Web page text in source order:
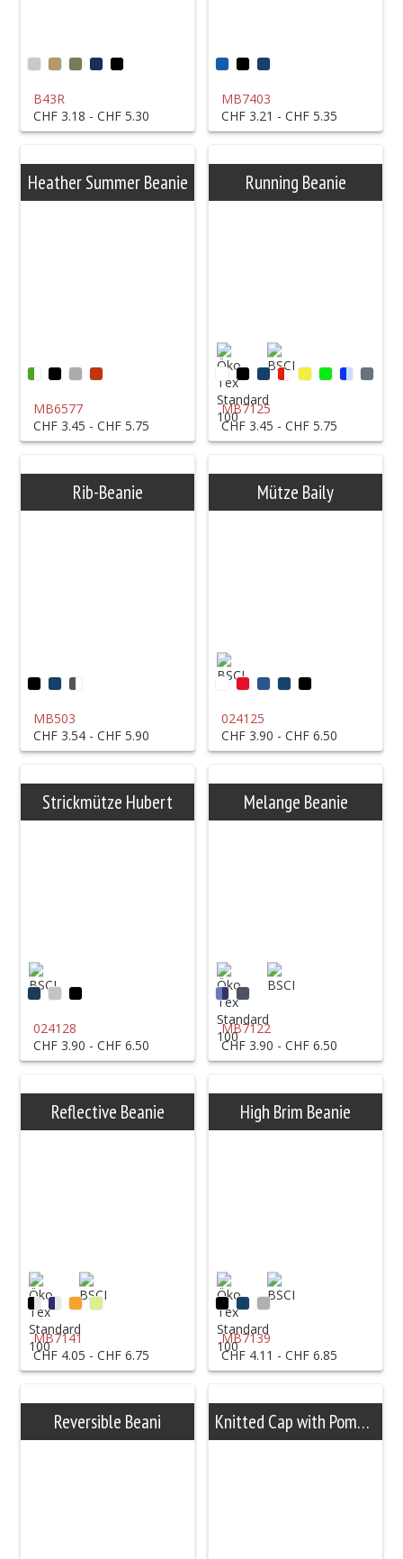
B43R
CHF 3.18 - CHF 5.30
MB7403
CHF 3.21 - CHF 5.35
Heather Summer Beanie
MB6577
CHF 3.45 - CHF 5.75
Running Beanie
MB7125
CHF 3.45 - CHF 5.75
Rib-Beanie
MB503
CHF 3.54 - CHF 5.90
Mütze Baily
024125
CHF 3.90 - CHF 6.50
Strickmütze Hubert
024128
CHF 3.90 - CHF 6.50
Melange Beanie
MB7122
CHF 3.90 - CHF 6.50
Reflective Beanie
MB7141
CHF 4.05 - CHF 6.75
High Brim Beanie
MB7139
CHF 4.11 - CHF 6.85
Reversible Beani Knitted Cap with Pompon